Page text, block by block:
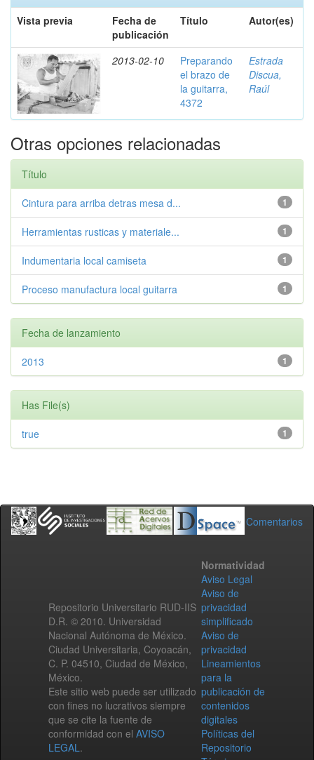
Vista previa
Fecha de
publicación
Título Autor(es)
2013-02-10
Preparando
el brazo de
la guitarra,
4372
Estrada
Discua,
Raúl
Otras opciones relacionadas
Título
1
Cintura para arriba detras mesa d...
1
Herramientas rusticas y materiale...
1
Indumentaria local camiseta
1
Proceso manufactura local guitarra
Fecha de lanzamiento
1
2013
Has File(s)
1
true
Comentarios
Repositorio Universitario RUD-IIS
D.R. © 2010. Universidad
Nacional Autónoma de México.
Ciudad Universitaria, Coyoacán,
C. P. 04510, Ciudad de México,
México.
Este sitio web puede ser utilizado
con fines no lucrativos siempre
que se cite la fuente de
conformidad con el AVISO
LEGAL.
Normatividad
Aviso Legal
Aviso de
privacidad
simplificado
Aviso de
privacidad
Lineamientos
para la
publicación de
contenidos
digitales
Políticas del
Repositorio